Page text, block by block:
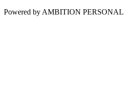
Powered by AMBITION PERSONAL